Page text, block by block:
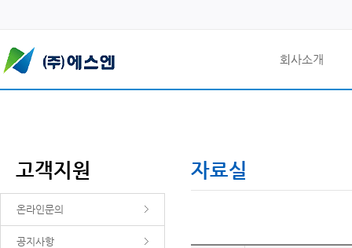
회사소개
고객지원
온라인문의
공지사항
자료실